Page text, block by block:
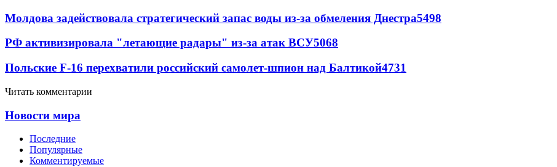
Молдова задействовала стратегический запас воды из-за обмеления Днестра5498
РФ активизировала "летающие радары" из-за атак ВСУ5068
Польские F-16 перехватили российский самолет-шпион над Балтикой4731
Читать комментарии
Новости мира
Последние
Популярные
Комментируемые